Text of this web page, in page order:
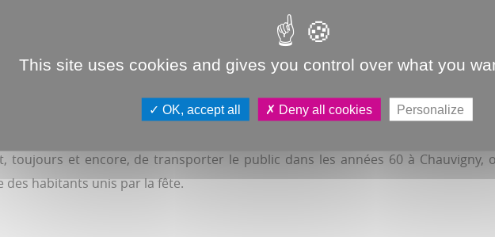
passage il y a trente ans, la Maison de la culture, qui, elle, fête cette saison
à Glisy, une à Boves et deux à Amiens. Toujours en présence de musiciens du
Saint-Pierre à la Maison de la culture, où la tournée se conclura… le jour
et encore, de transporter le public dans les années 60 à Chauvigny,
habitants unis par la fête.
This site uses cookies and gives you control over what you
OK, accept all Deny all cookies Personalize